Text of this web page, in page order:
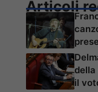
Articoli
della
il